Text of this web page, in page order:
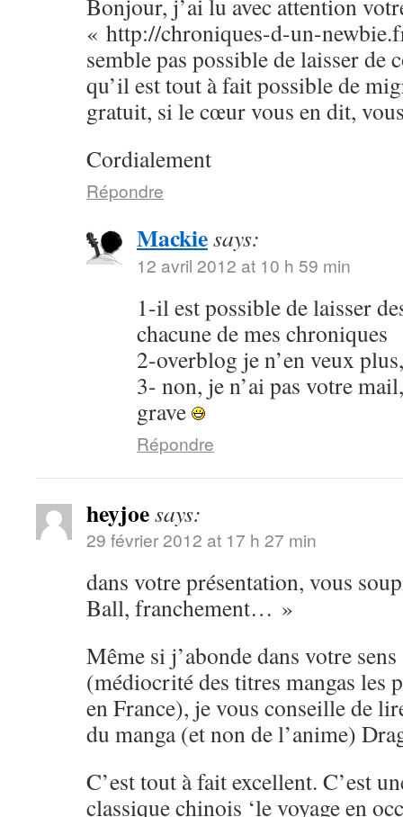
Bonjour, j’ai lu avec attention
« http://chroniques-d-un-
semble pas possible de laisser de
qu’il est tout à fait possible de
gratuit, si le cœur vous en dit,
Cordialement
Répondre
Mackiesays:
12 avril 2012 at 10 h 59 min
1-il est possible de laisser
chacune de mes chroniques
2-overblog je n’en veux
3- non, je n’ai pas votre
grave
Répondre
heyjoesays:
29 février 2012 at 17 h 27 min
dans votre présentation, vous
Ball, franchement… »
Même si j’abonde dans votre
(médiocrité des titres mangas les
en France), je vous conseille de
du manga (et non de l’anime)
C’est tout à fait excellent. C’est
classique chinois ‘le voyage en